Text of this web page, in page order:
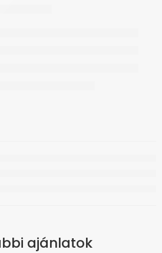
ajánlatok